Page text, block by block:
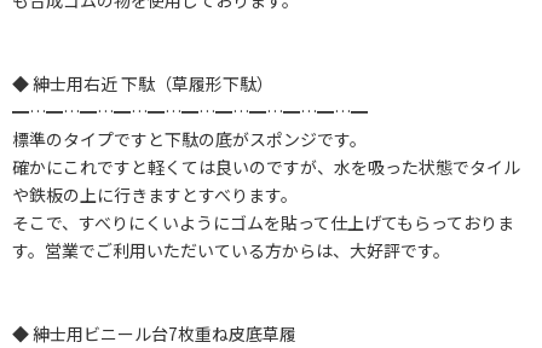
◆ 紳士用右近 下駄（草履形下駄）
━…━…━…━…━…━…━…━…━…━…━
標準のタイプですと下駄の底がスポンジです。
確かにこれですと軽くては良いのですが、水を吸った状態でタイル
や鉄板の上に行きますとすべります。
そこで、すべりにくいようにゴムを貼って仕上げてもらっておりま
す。営業でご利用いただいている方からは、大好評です。
◆ 紳士用ビニール台7枚重ね皮底草履